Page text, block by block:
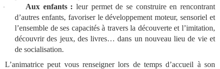
· Aux enfants : leur permet de se construire en rencontrant
d’autres enfants, favoriser le développement moteur, sensoriel et
l’ensemble de ses capacités à travers la découverte et l’imitation,
découvrir des jeux, des livres… dans un nouveau lieu de vie et
de socialisation.
L’animatrice peut vous renseigner lors de temps d’accueil à son